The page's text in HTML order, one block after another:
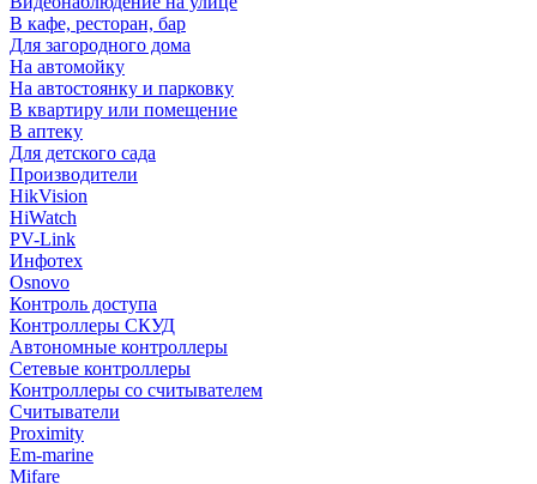
В кафе, ресторан, бар
Для загородного дома
На автомойку
На автостоянку и парковку
В квартиру или помещение
В аптеку
Для детского сада
Производители
HikVision
HiWatch
PV-Link
Инфотех
Osnovo
Контроль доступа
Контроллеры СКУД
Автономные контроллеры
Сетевые контроллеры
Контроллеры со считывателем
Считыватели
Proximity
Em-marine
Mifare